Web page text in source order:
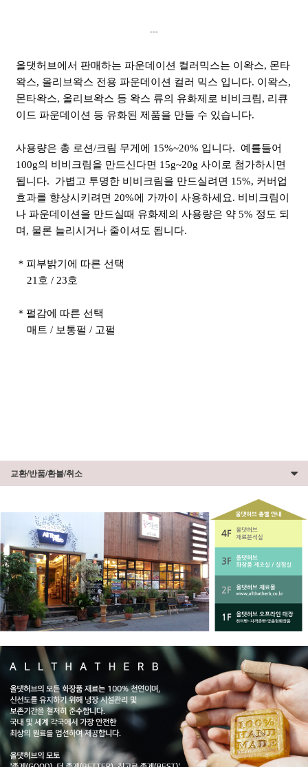
---
올댓허브에서 판매하는 파운데이션 컬러믹스는 이왁스, 몬타
왁스, 올리브왁스 전용 파운데이션 컬러 믹스 입니다. 이왁스,
몬타왁스, 올리브왁스 등 왁스 류의 유화제로 비비크림, 리큐
이드 파운데이션 등 유화된 제품을 만들 수 있습니다.
사용량은 총 로션/크림 무게에 15%~20% 입니다. 예를들어
100g의 비비크림을 만드신다면 15g~20g 사이로 첨가하시면
됩니다. 가볍고 투명한 비비크림을 만드실려면 15%, 커버업
효과를 향상시키려면 20%에 가까이 사용하세요. 비비크림이
나 파운데이션을 만드실때 유화제의 사용량은 약 5% 정도 되
며, 물론 늘리시거나 줄이셔도 됩니다.
＊피부밝기에 따른 선택
21호 / 23호
＊펄감에 따른 선택
매트 / 보통펄 / 고펄
교환/반품/환불/취소